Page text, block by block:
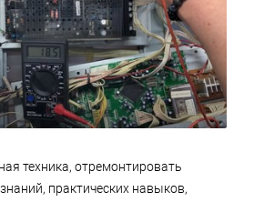
техника, отремонтировать
практических навыков,